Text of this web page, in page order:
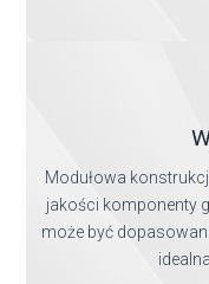
Modułowa
jakości komponenty
może być